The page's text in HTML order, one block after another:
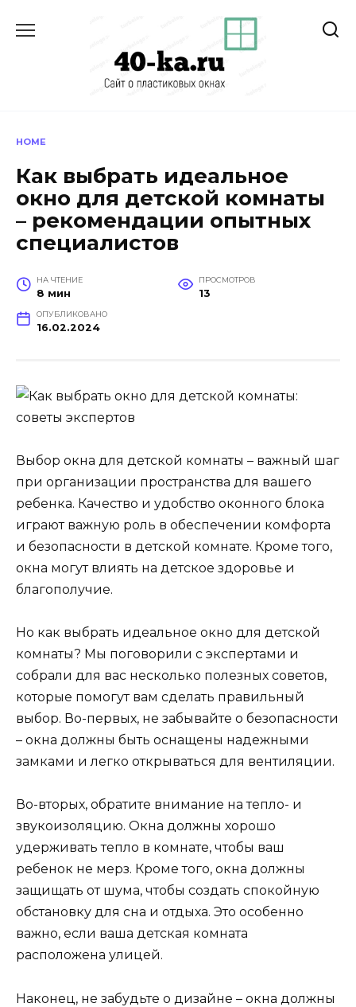
HOME
Как выбрать идеальное
окно для детской комнаты
– рекомендации опытных
специалистов
НА ЧТЕНИЕ
8 мин
ПРОСМОТРОВ
13
ОПУБЛИКОВАНО
16.02.2024
Выбор окна для детской комнаты – важный шаг
при организации пространства для вашего
ребенка. Качество и удобство оконного блока
играют важную роль в обеспечении комфорта
и безопасности в детской комнате. Кроме того,
окна могут влиять на детское здоровье и
благополучие.
Но как выбрать идеальное окно для детской
комнаты? Мы поговорили с экспертами и
собрали для вас несколько полезных советов,
которые помогут вам сделать правильный
выбор. Во-первых, не забывайте о безопасности
– окна должны быть оснащены надежными
замками и легко открываться для вентиляции.
Во-вторых, обратите внимание на тепло- и
звукоизоляцию. Окна должны хорошо
удерживать тепло в комнате, чтобы ваш
ребенок не мерз. Кроме того, окна должны
защищать от шума, чтобы создать спокойную
обстановку для сна и отдыха. Это особенно
важно, если ваша детская комната
расположена улицей.
Наконец, не забудьте о дизайне – окна должны